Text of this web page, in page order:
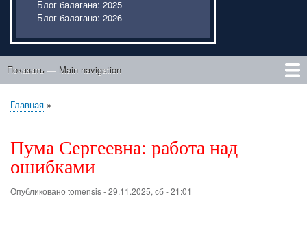
Блог балагана: 2025
Блог балагана: 2026
Main
Показать — Main navigation
Главная
Этический портфель
Подвисший курсовик
Liber de ente
Мысли внаброс
После "Трилогии"
Люди идут по свету
Проза о юности
Парасоматика
К Музе
Строка
Главная
Пума Сергеевна: работа над
ошибками
Опубликовано tomensis-29.11.2025, сб - 21:01